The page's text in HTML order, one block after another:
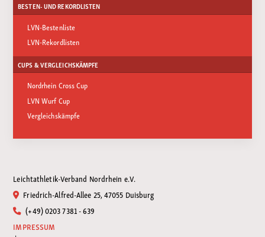
BESTEN- UND REKORDLISTEN
LVN-Bestenliste
LVN-Rekordlisten
CUPS & VERGLEICHSKÄMPFE
Nordrhein Cross Cup
LVN Wurf Cup
Vergleichskämpfe
Leichtathletik-Verband Nordrhein e.V.
Friedrich-Alfred-Allee 25, 47055 Duisburg
(+49) 0203 7381 - 639
IMPRESSUM